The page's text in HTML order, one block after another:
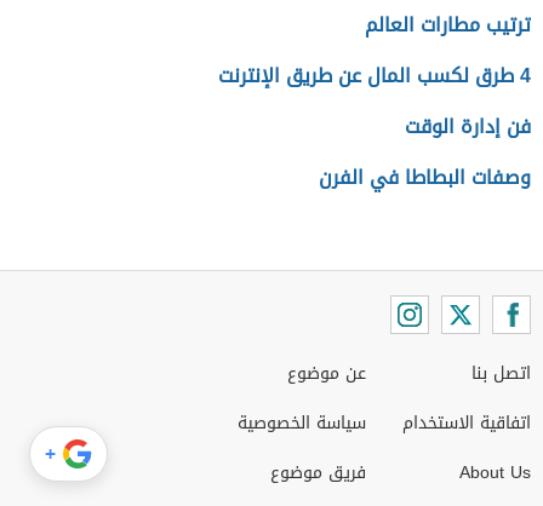
ترتيب مطارات العالم
4 طرق لكسب المال عن طريق الإنترنت
فن إدارة الوقت
وصفات البطاطا في الفرن
اتصل بنا
اتفاقية الاستخدام
About Us
عن موضوع
سياسة الخصوصية
فريق موضوع
+